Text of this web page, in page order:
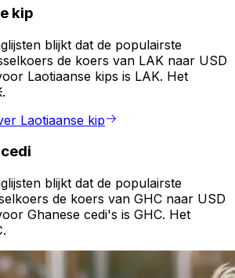
kip
blijkt dat de populairste
de koers van LAK naar USD
Laotiaanse kips is LAK. Het
Laotiaanse kip
blijkt dat de populairste
de koers van GHC naar USD
Ghanese cedi's is GHC. Het